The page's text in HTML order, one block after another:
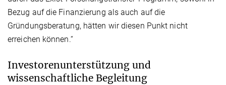
Bezug auf die Finanzierung als auch auf die
Gründungsberatung, hätten wir diesen Punkt nicht
erreichen können.“
Investorenunterstützung und
wissenschaftliche Begleitung